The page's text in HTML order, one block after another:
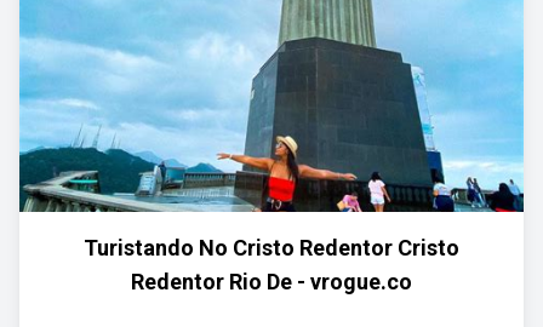
Turistando No Cristo Redentor Cristo
Redentor Rio De - vrogue.co